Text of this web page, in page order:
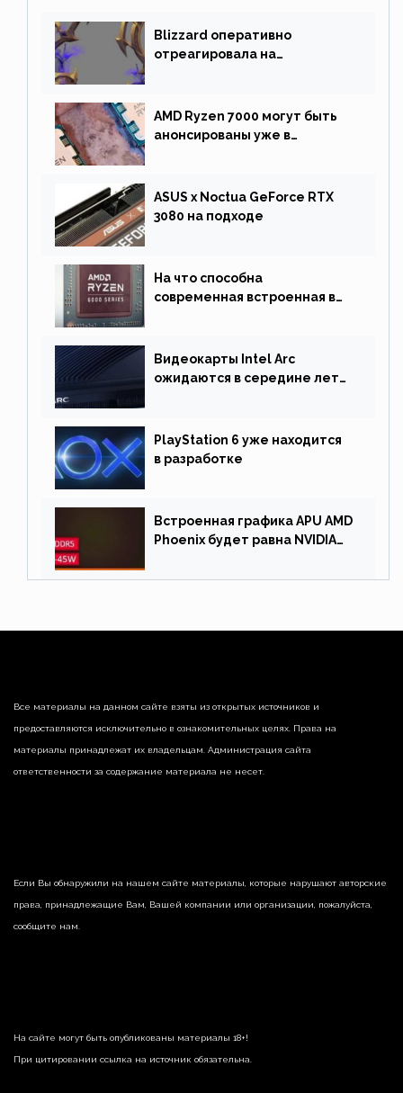
Blizzard оперативно
отреагировала на
AMD Ryzen 7000 могут быть
анонсированы уже в
ASUS x Noctua GeForce RTX
3080 на подходе
На что способна
современная встроенная в
Видеокарты Intel Arc
ожидаются в середине лета.
PlayStation 6 уже находится
в разработке
Встроенная графика APU AMD
Phoenix будет равна NVIDIA
Все материалы на данном сайте взяты из открытых источников и
предоставляются исключительно в ознакомительных целях. Права на
материалы принадлежат их владельцам. Администрация сайта
ответственности за содержание материала не несет.
Если Вы обнаружили на нашем сайте материалы, которые нарушают авторские
права, принадлежащие Вам, Вашей компании или организации, пожалуйста,
сообщите нам.
На сайте могут быть опубликованы материалы 18+!
При цитировании ссылка на источник обязательна.